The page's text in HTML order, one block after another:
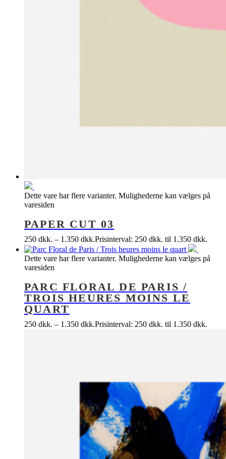
Dette vare har flere varianter. Mulighederne kan vælges på
varesiden
PAPER CUT 03
250 dkk. – 1.350 dkk.Prisinterval: 250 dkk. til 1.350 dkk.
Dette vare har flere varianter. Mulighederne kan vælges på
varesiden
PARC FLORAL DE PARIS /
TROIS HEURES MOINS LE
QUART
250 dkk. – 1.350 dkk.Prisinterval: 250 dkk. til 1.350 dkk.